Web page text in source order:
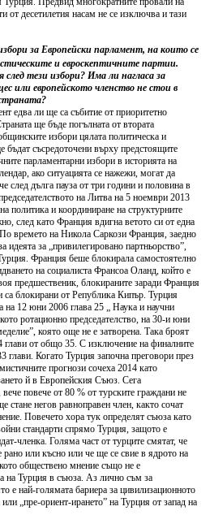
от десетилетия насам не се изключва и тази
за Европейски парламент, на които се
и евроскептичните партии.
тези избори? Има ли нагласа за
или европейското членство не стои в
едва ли ще са събитие от приоритетно
ще бъде погълната от втората
избори цялата политическа и
бъдат съсредоточени върху предстоящите
парламентарни избори в историята на
ако ситуацията се нажежи, могат да
след дълга пауза от три години и половина в
на Литва на 5 ноември 2013
политика и координиране на структурните
след като Франция вдигна ветото си от една
времето на Никола Саркози Франция, заедно
идеята за „привилегировано партньорство”,
Франция беше блокирала самостоятелно
на социалиста Франсоа Оланд, който е
предшественик, блокираните заради Франция
са блокирани от Република Кипър. Турция
на 12 юни 2006 глава 25 „ Наука и научни
ротационно председателство, на 30-и юни
която още не е затворена. Така броят
глави от общо 35. С изключение на финалните
глави. Когато Турция започна преговори през
прогнози сочеха 2014 като
й в Европейския Съюз. Сега
повече от 80 % от турските граждани не
стане негов равноправен член, както сочат
Повечето хора тук определят съюза като
стандарти спрямо Турция, защото е
членка. Голяма част от турците смятат, че
или късно или че ще се свие в ядрото на
обществено мнение също не е
на Турция в съюза. Аз лично съм за
е най-голямата бариера за цивилизационното
„пре-ориент-ирането” на Турция от запад на